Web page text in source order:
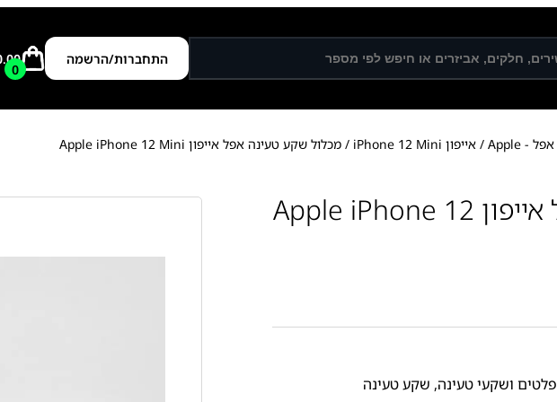
התחברות/הרשמה
0
אפל - Apple / אייפון iPhone 12 Mini / מכלול שקע טעינה אפל אייפון Apple iPhone 12 Mini
מכלול שקע טעינה אפל אייפון Apple iPhone 12
פלטים ושקעי טעינה, שקע טעינה